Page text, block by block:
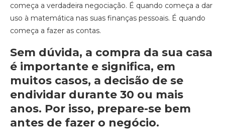
começa a verdadeira negociação. É quando começa a dar
uso à matemática nas suas finanças pessoais. É quando
começa a fazer as contas.
Sem dúvida, a compra da sua casa
é importante e significa, em
muitos casos, a decisão de se
endividar durante 30 ou mais
anos. Por isso, prepare-se bem
antes de fazer o negócio.